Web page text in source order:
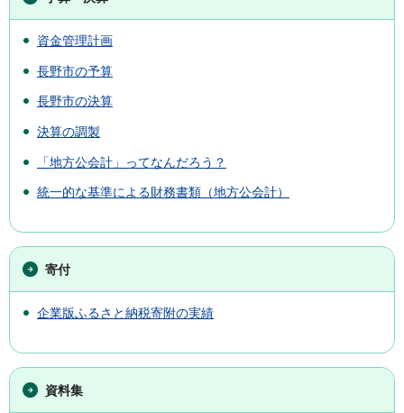
資金管理計画
長野市の予算
長野市の決算
決算の調製
「地方公会計」ってなんだろう？
統一的な基準による財務書類（地方公会計）
寄付
企業版ふるさと納税寄附の実績
資料集